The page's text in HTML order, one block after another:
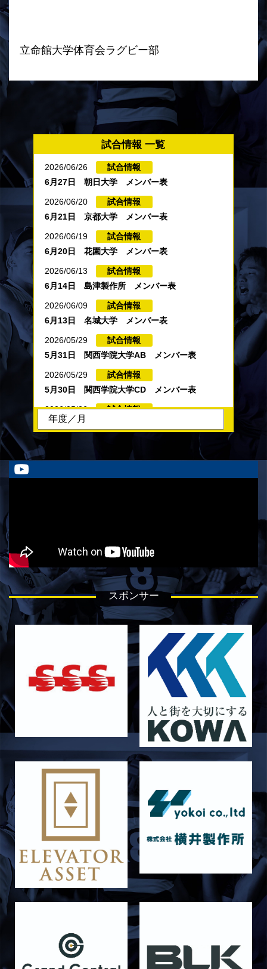
立命館大学体育会ラグビー部
試合情報 一覧
2026/06/26
試合情報
6月27日 朝日大学 メンバー表
2026/06/20
試合情報
6月21日 京都大学 メンバー表
2026/06/19
試合情報
6月20日 花園大学 メンバー表
2026/06/13
試合情報
6月14日 島津製作所 メンバー表
2026/06/09
試合情報
6月13日 名城大学 メンバー表
2026/05/29
試合情報
5月31日 関西学院大学AB メンバー表
2026/05/29
試合情報
5月30日 関西学院大学CD メンバー表
2026/05/26
試合情報
6月13日・14日の試合お知らせ
5月24日 春季トーナメント 京都産業大学
更のお知らせ
2026/05/08
試合情報
5月9日 同志社大学戦 メンバー表
2026/05/08
試合情報
5/9 京都チャレンジリーグ vs同志社大学1回生
戦 試合時間変更のお知らせ
試合情報
5月10日 龍谷大学AB メンバー表
2026/05/03
試合情報
5月9日 立命ラグビー祭 メンバー表
試合情報
5月4日 定期戦 中央大学 メンバー表
2026/05/02
試合情報
5月3日 筑波大学 メンバー表
2026/04/25
試合情報
4月26日 亀岡ラグビー祭 同志社大学
2026/04/11
試合情報
4月12日 天理大学AB メンバー表
2025/12/12
試合情報
12月13日 大阪体育大学 メンバー表
2025/11/29
11月30日 同志社大学 メンバー表
2025/11/28
試合情報
11月29日 同志社大学Jr.Col戦 メンバー表
2025/11/25 試合情報
スポンサー